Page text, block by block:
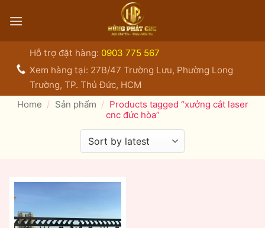
qua
Hỗ trợ đặt hàng: 0903 775 567
Xem hàng tại: 27B/47 Trường Lưu, Phường Long
Trường, TP. Thủ Đức, HCM
Home / Sản phẩm / Products tagged “xưởng cắt laser
cnc đức hòa”